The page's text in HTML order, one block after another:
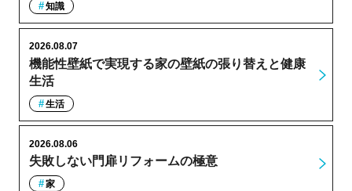
知識
機能性壁紙で実現する家の壁紙の張り替えと健康
生活
2026.08.07
生活
失敗しない門扉リフォームの極意
2026.08.06
家